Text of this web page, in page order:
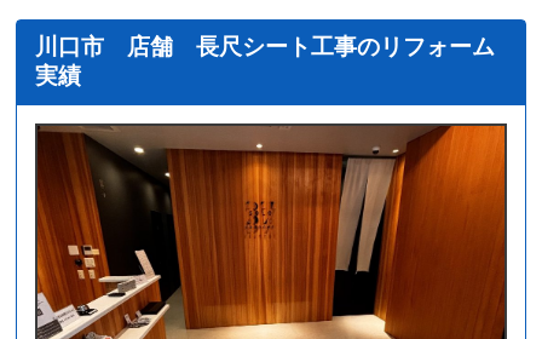
川口市 店舗 長尺シート工事のリフォーム
実績